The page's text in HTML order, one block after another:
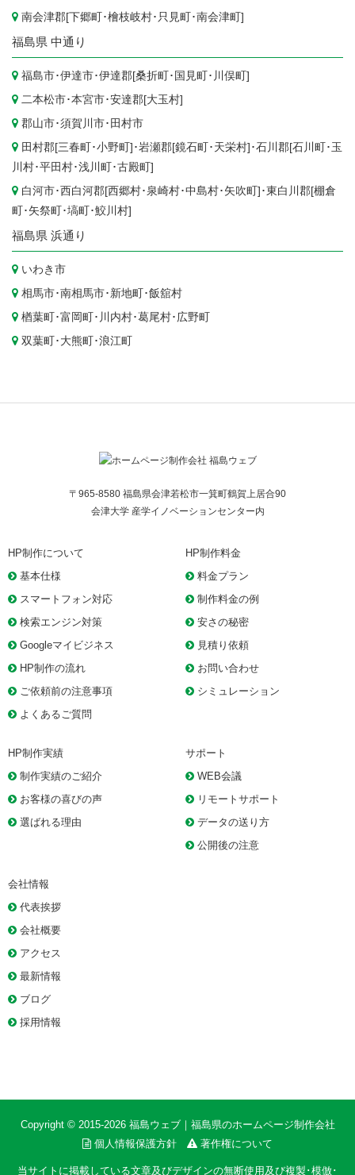
南会津郡[下郷町 ･檜枝岐村･ 只見町 ･南会津町 ]
福島県 中通り
福島市･伊達市･伊達郡[桑折町 ･ 国見町 ･ 川俣町 ]
二本松市･本宮市･安達郡[大玉村]
郡山市･須賀川市･ 田村市
田村郡[三春町 ･小野町 ]･岩瀬郡[鏡石町 ･ 天栄村]･石川郡[石川町 ･ 玉
川村･平田村･浅川町 ･古殿町 ]
白河市･西白河郡[西郷村･ 泉崎村･中島村･ 矢吹町 ]･東白川郡[棚倉
町 ･ 矢祭町 ･塙町 ･鮫川村]
福島県 浜通り
いわき市
相馬市･南相馬市･ 新地町 ･飯舘村
楢葉町 ･富岡町 ･ 川内村･葛尾村･ 広野町
双葉町 ･ 大熊町 ･浪江町
〒965-8580 福島県会津若松市一箕町鶴賀上居合90
会津大学 産学イノベーションセンター内
HP制作について
基本仕様
スマートフォン対応
検索エンジン対策
Googleマイビジネス
HP制作の流れ
ご依頼前の注意事項
よくあるご質問
HP制作料金
料金プラン
制作料金の例
安さの秘密
見積り依頼
お問い合わせ
シミュレーション
HP制作実績
制作実績のご紹介
お客様の喜びの声
選ばれる理由
サポート
WEB会議
リモートサポート
データの送り方
公開後の注意
会社情報
代表挨拶
会社概要
アクセス
最新情報
ブログ
採用情報
Copyright © 2015-2026 福島ウェブ｜福島県のホームページ制作会社
個人情報保護方針
著作権について
当サイトに掲載している文章及びデザインの無断使用及び複製･模倣･